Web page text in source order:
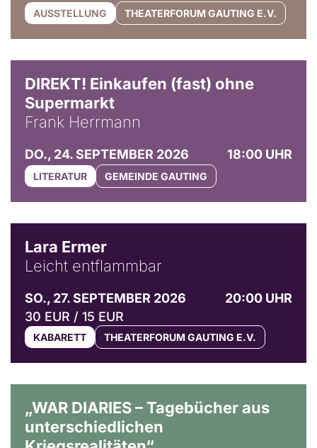
AUSSTELLUNG THEATERFORUM GAUTING E.V.
DIREKT! Einkaufen (fast) ohne
Supermarkt
Frank Herrmann
DO., 24. SEPTEMBER 2026 18:00 UHR
LITERATUR GEMEINDE GAUTING
Lara Ermer
Leicht entflammbar
SO., 27. SEPTEMBER 2026
20:00 UHR
30 EUR / 15 EUR
KABARETT THEATERFORUM GAUTING E.V.
„WAR DIARIES – Tagebücher aus
unterschiedlichen